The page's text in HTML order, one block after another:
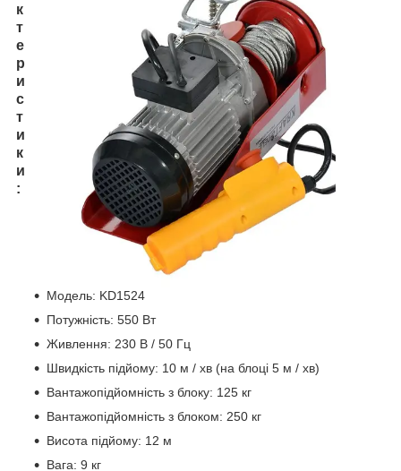
к
т
е
р
и
с
т
и
к
и
:
Модель: KD1524
Потужність: 550 Вт
Живлення: 230 В / 50 Гц
Швидкість підйому: 10 м / хв (на блоці 5 м / хв)
Вантажопідйомність з блоку: 125 кг
Вантажопідйомність з блоком: 250 кг
Висота підйому: 12 м
Вага: 9 кг